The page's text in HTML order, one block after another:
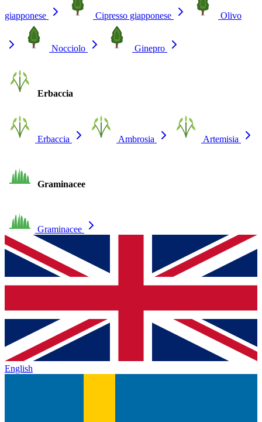
giapponese Cipresso giapponese Olivo
Nocciolo Ginepro
Erbaccia
Erbaccia Ambrosia Artemisia
Graminacee
Graminacee
English